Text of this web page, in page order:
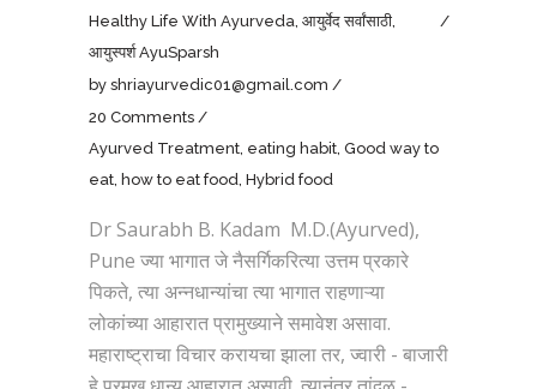
Healthy Life With Ayurveda, आयुर्वेद सर्वांसाठी,
आयुस्पर्श AyuSparsh
by shriayurvedic01@gmail.com
20 Comments
Ayurved Treatment, eating habit, Good way to
eat, how to eat food, Hybrid food
Dr Saurabh B. Kadam M.D.(Ayurved),
Pune ज्या भागात जे नैसर्गिकरित्या उत्तम प्रकारे
पिकते, त्या अन्नधान्यांचा त्या भागात राहणाऱ्या
लोकांच्या आहारात प्रामुख्याने समावेश असावा.
महाराष्ट्राचा विचार करायचा झाला तर, ज्वारी - बाजारी